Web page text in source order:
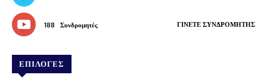
188 Συνδρομητές ΓΊΝΕΤΕ ΣΥΝΔΡΟΜΗΤΉΣ
ΕΠΙΛΟΓΕΣ